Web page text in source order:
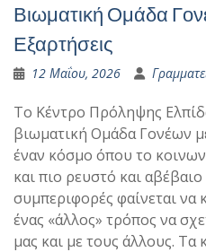
Βιωματική Ομάδα
Εξαρτήσεις
12 Μαΐου, 2026
Το Κέντρο Πρόληψης
βιωματική Ομάδα Γονέων
έναν κόσμο όπου το
και πιο ρευστό και αβέβαιο
συμπεριφορές φαίνεται να
ένας «άλλος» τρόπος να
μας και με τους άλλους. Τα